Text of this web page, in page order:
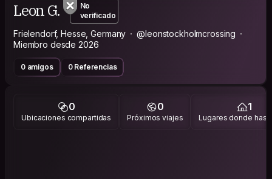
Leon G.
No
verificado
Frielendorf, Hesse, Germany
@leonstockholmcrossing
Miembro desde 2026
0 amigos 0 Referencias
0
Ubicaciones compartidas
0
Próximos viajes
1
Lugares donde has